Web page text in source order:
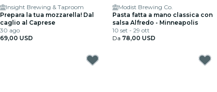
Insight Brewing & Taproom
Prepara la tua mozzarella! Dal
caglio al Caprese
30 ago
69,00 USD
Modist Brewing Co.
Pasta fatta a mano classica con
salsa Alfredo - Minneapolis
10 set - 29 ott
Da 78,00 USD